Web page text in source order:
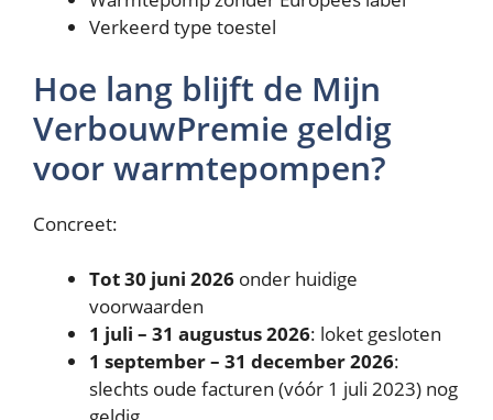
Verkeerd type toestel
Hoe lang blijft de Mijn
VerbouwPremie geldig
voor warmtepompen?
Concreet:
Tot 30 juni 2026 onder huidige
voorwaarden
1 juli – 31 augustus 2026: loket gesloten
1 september – 31 december 2026:
slechts oude facturen (vóór 1 juli 2023) nog